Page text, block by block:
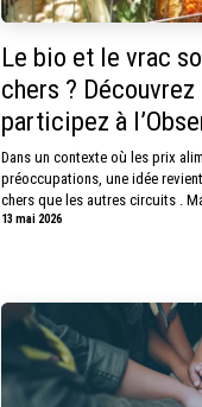
Le bio et le vrac
chers ?
participez à
Dans un contexte où les prix
préoccupations, une idée
chers que les autres circuits .
13 mai 2026